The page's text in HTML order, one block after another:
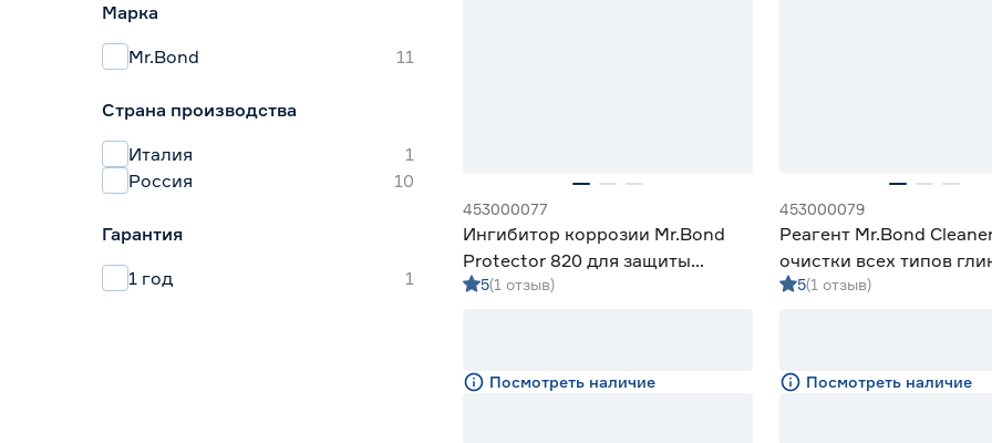
Марка
Mr.Bond
11
Страна производства
Италия
1
Россия
10
Гарантия
1 год
1
453000077
Ингибитор коррозии Mr.Bond
Protector 820 для защиты
систем отопления 1 л
5(1 отзыв)
Посмотреть наличие
453000079
Реагент Mr.Bond
очистки всех типов
систем 1 л
5(1 отзыв)
Посмотреть наличие